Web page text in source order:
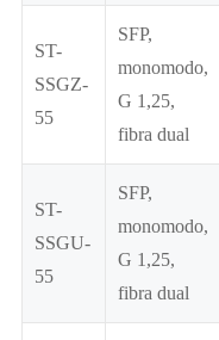
ST-
SSGZ-
55
SFP,
monomodo,
G 1,25,
fibra dual
ST-
SSGU-
55
SFP,
monomodo,
G 1,25,
fibra dual